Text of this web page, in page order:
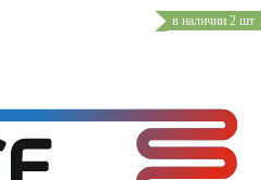
в наличии 2 шт